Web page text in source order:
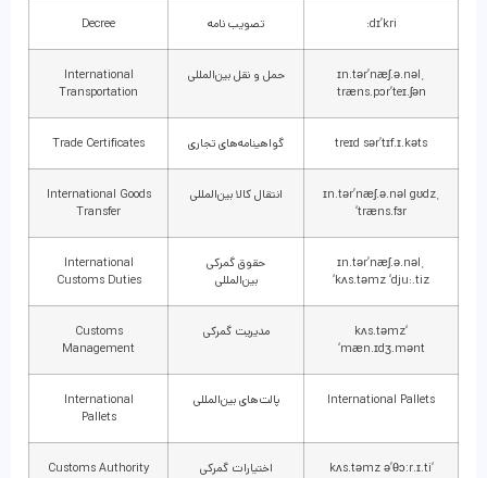
dɪ’kri: تصویب نامه Decree
ˌɪn.tər’næʃ.ə.nəl
træns.pɔr’teɪ.ʃən
حمل و نقل بین‌المللی
International
Transportation
treɪd sər’tɪf.ɪ.kəts گواهینامه‌های تجاری Trade Certificates
ˌɪn.tər’næʃ.ə.nəl gʊdz
‘træns.fɜr
انتقال کالا بین‌المللی
International Goods
Transfer
ˌɪn.tər’næʃ.ə.nəl
‘kʌs.təmz ‘dju:.tiz
حقوق گمرکی
بین‌المللی
International
Customs Duties
‘kʌs.təmz
‘mæn.ɪdʒ.mənt
مدیریت گمرکی
Customs
Management
International Pallets پالت‌های بین‌المللی
International
Pallets
‘kʌs.təmz ə’θɔːr.ɪ.ti اختیارات گمرکی Customs Authority